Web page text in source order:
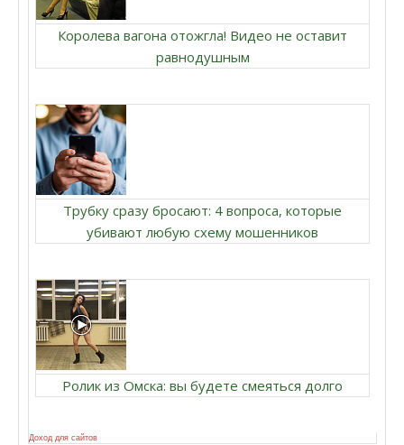
Королева вагона отожгла! Видео не оставит
равнодушным
Трубку сразу бросают: 4 вопроса, которые
убивают любую схему мошенников
Ролик из Омска: вы будете смеяться долго
Доход для сайтов